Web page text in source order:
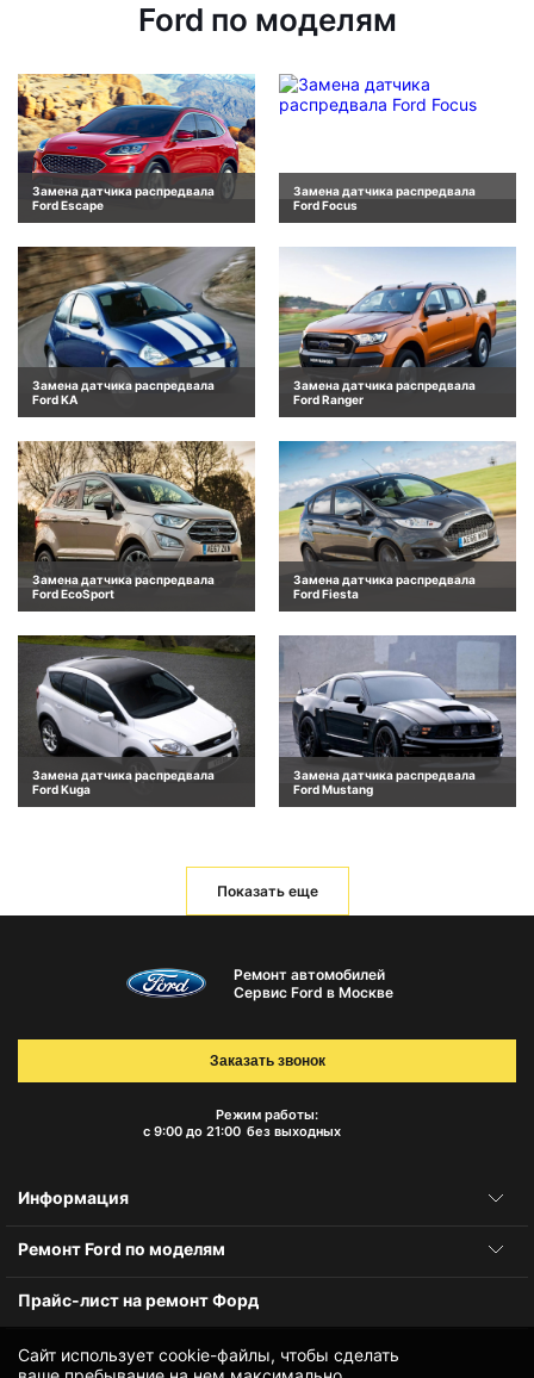
Ford по моделям
Замена датчика распредвала
Ford Escape
Замена датчика распредвала
Ford Focus
Замена датчика распредвала
Ford KA
Замена датчика распредвала
Ford Ranger
Замена датчика распредвала
Ford EcoSport
Замена датчика распредвала
Ford Fiesta
Замена датчика распредвала
Ford Kuga
Замена датчика распредвала
Ford Mustang
Показать еще
Сайт использует cookie-файлы, чтобы сделать
Ремонт автомобилей
Сервис Ford в Москве
Режим работы:
с 9:00 до 21:00 без выходных
Заказать звонок
Информация
Ремонт Ford по моделям
Прайс-лист на ремонт Форд